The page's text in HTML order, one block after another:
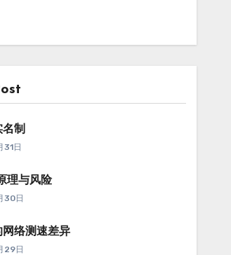
制
日
理与风险
30日
络测速差异
29日